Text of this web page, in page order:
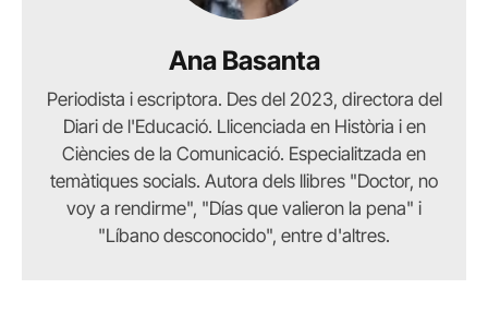
Ana Basanta
Periodista i escriptora. Des del 2023, directora del
Diari de l'Educació. Llicenciada en Història i en
Ciències de la Comunicació. Especialitzada en
temàtiques socials. Autora dels llibres "Doctor, no
voy a rendirme", "Días que valieron la pena" i
"Líbano desconocido", entre d'altres.